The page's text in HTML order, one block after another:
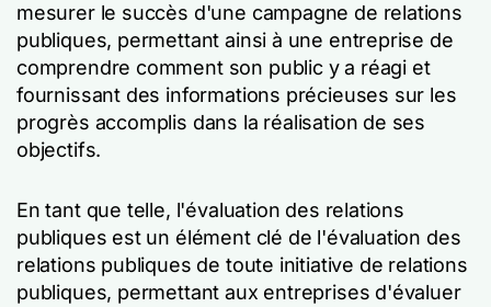
mesurer le succès d'une campagne de relations
publiques, permettant ainsi à une entreprise de
comprendre comment son public y a réagi et
fournissant des informations précieuses sur les
progrès accomplis dans la réalisation de ses
objectifs.
En tant que telle, l'évaluation des relations
publiques est un élément clé de l'évaluation des
relations publiques de toute initiative de relations
publiques, permettant aux entreprises d'évaluer